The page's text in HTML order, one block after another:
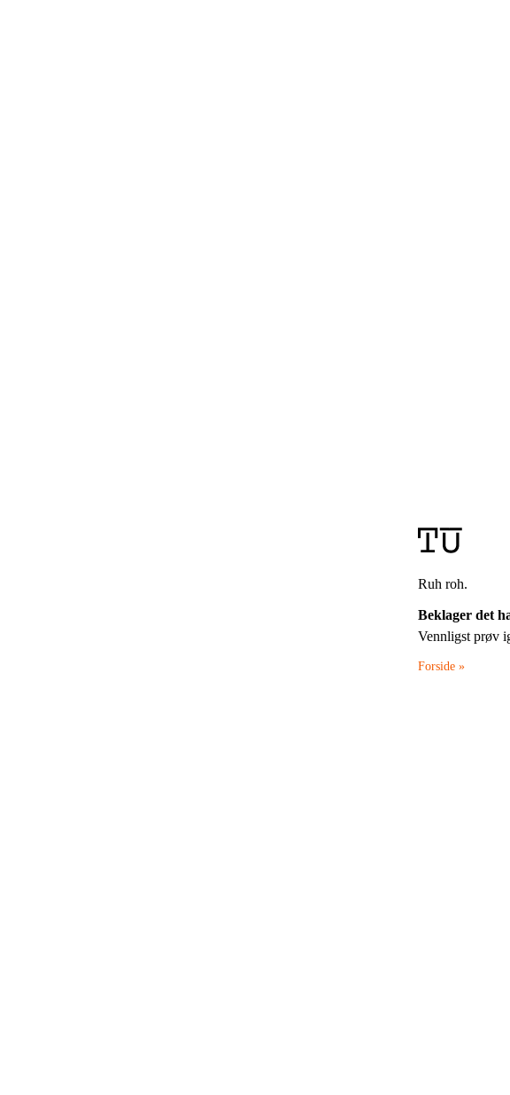
Ruh roh.
Beklager det
Vennligst prøv
Forside »